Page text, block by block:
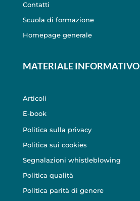
Contatti
Scuola di formazione
Homepage generale
MATERIALE INFORMATIVO
Articoli
E-book
Politica sulla privacy
Politica sui cookies
Segnalazioni whistleblowing
Politica qualità
Politica parità di genere